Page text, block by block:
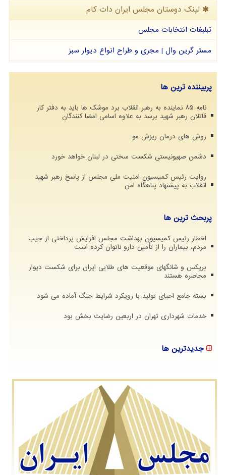
لینک دوستان مجلس ایران دات كام
تبلیغات انتخابات مجلس
مستر گرین وال | مجری و طراح انواع دیوار سبز
پربیننده ترین ها
نامه ۸۵ نماینده به رهبر انقلاب برد موشک ها باید به دفتر کار
قاتلان رهبر شهید برسد به علاوه اسامی امضا کنندگان
روش های درمان ریزش مو
دشمن صهیونیستی شکست سختی در لبنان خواهد خورد
روایت رئیس کمیسیون امنیت ملی مجلس از پاسخ رهبر شهید
انقلاب به پیشنهاد پناهگاه امن
پربحث ترین ها
اخطار رئیس کمیسیون بهداشت مجلس افزایش پرداختی از جیب
مردم، بیماران را از تأمین دارو ناتوان کرده است
بریکس و شانگهای موقعیت های طلایی ایران برای شکست دیوار
محاصره هستند
بسته جامع احیای تولید با رویکرد شرایط جنگ آماده می شود
خدمات شهرداری تهران در اربعین رضایت بخش بود
جدیدترین ها